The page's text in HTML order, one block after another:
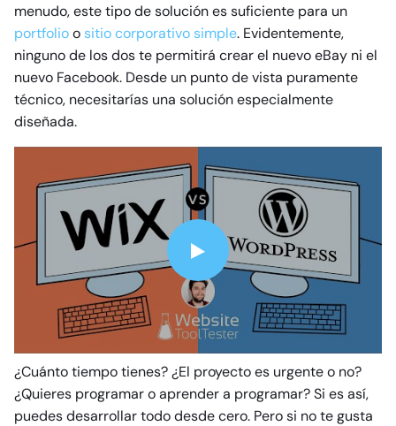
menudo, este tipo de solución es suficiente para un
portfolioo sitio corporativo simple. Evidentemente,
ninguno de los dos te permitirá crear el nuevo eBay ni el
nuevo Facebook. Desde un punto de vista puramente
técnico, necesitarías una solución especialmente
diseñada.
¿Cuánto tiempo tienes? ¿El proyecto es urgente o no?
¿Quieres programar o aprender a programar? Si es así,
puedes desarrollar todo desde cero. Pero si no te gusta